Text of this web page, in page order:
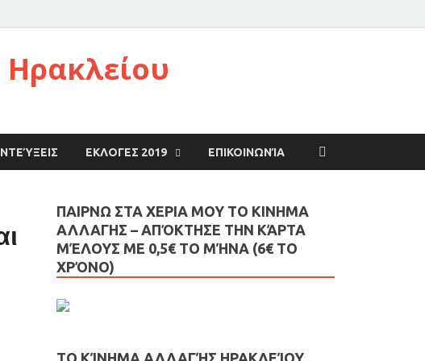
ΕΚΛΟΓΕΣ 2019 ΕΠΙΚΟΙΝΩΝΊΑ
ΠΑΙΡΝΩ ΣΤΑ ΧΕΡΙΑ ΜΟΥ ΤΟ ΚΙΝΗΜΑ
ΑΛΛΑΓΗΣ – AΠΌΚΤΗΣΕ ΤΗΝ ΚΆΡΤΑ
ΜΈΛΟΥΣ ΜΕ 0,5€ ΤΟ ΜΉΝΑ (6€ ΤΟ
ΧΡΌΝΟ)
ΤΟ ΚΊΝΗΜΑ ΑΛΛΑΓΉΣ ΗΡΑΚΛΕΊΟΥ